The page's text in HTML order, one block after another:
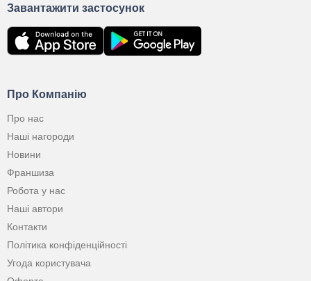
Про Компанію
Про нас
Наші нагороди
Новини
Франшиза
Робота у нас
Наші автори
Контакти
Політика конфіденційності
Угода користувача
Завантажити застосунок